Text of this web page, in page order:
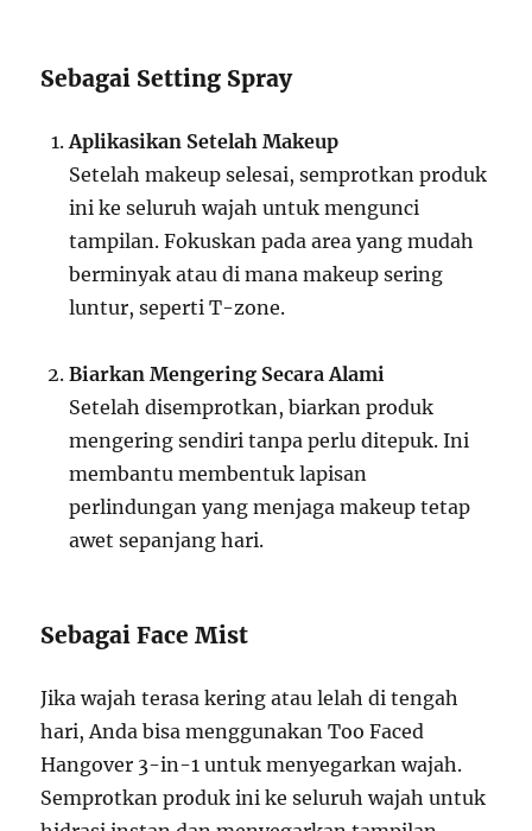
Sebagai Setting Spray
Aplikasikan Setelah Makeup
Setelah makeup selesai, semprotkan produk
ini ke seluruh wajah untuk mengunci
tampilan. Fokuskan pada area yang mudah
berminyak atau di mana makeup sering
luntur, seperti T-zone.
Biarkan Mengering Secara Alami
Setelah disemprotkan, biarkan produk
mengering sendiri tanpa perlu ditepuk. Ini
membantu membentuk lapisan
perlindungan yang menjaga makeup tetap
awet sepanjang hari.
Sebagai Face Mist
Jika wajah terasa kering atau lelah di tengah
hari, Anda bisa menggunakan Too Faced
Hangover 3-in-1 untuk menyegarkan wajah.
Semprotkan produk ini ke seluruh wajah untuk